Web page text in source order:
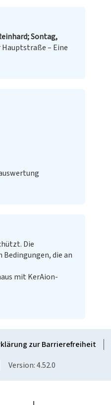
Sontag,
Hauptstraße – Eine
Die
die an
mit KerAion-
zur Barrierefreiheit
Version: 4.52.0